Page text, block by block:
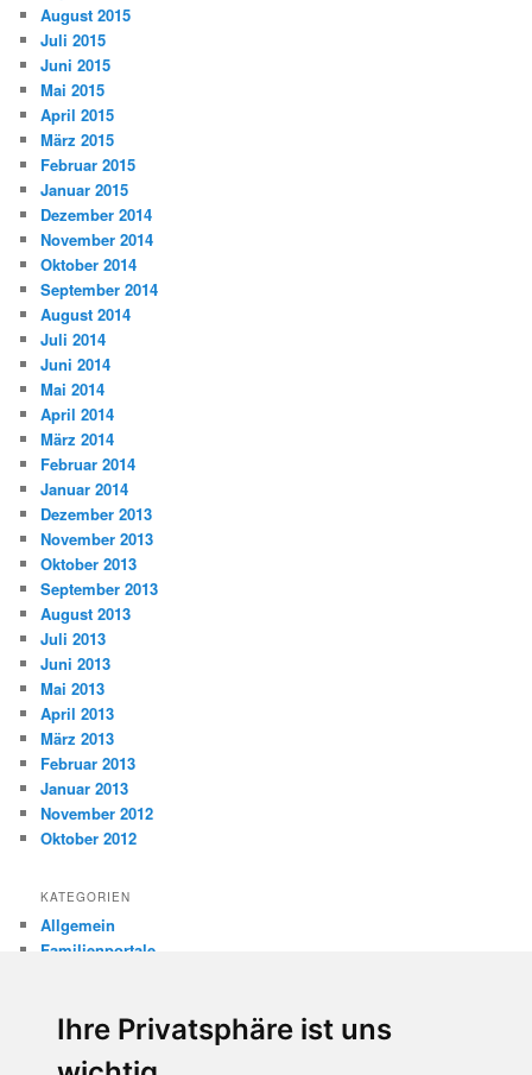
Ihre Privatsphäre ist uns
August 2015
Juli 2015
Juni 2015
Mai 2015
April 2015
März 2015
Februar 2015
Januar 2015
Dezember 2014
November 2014
Oktober 2014
September 2014
August 2014
Juli 2014
Juni 2014
Mai 2014
April 2014
März 2014
Februar 2014
Januar 2014
Dezember 2013
November 2013
Oktober 2013
September 2013
August 2013
Juli 2013
Juni 2013
Mai 2013
April 2013
März 2013
Februar 2013
Januar 2013
November 2012
Oktober 2012
KATEGORIEN
Allgemein
Familienportale
Internetsicherheit